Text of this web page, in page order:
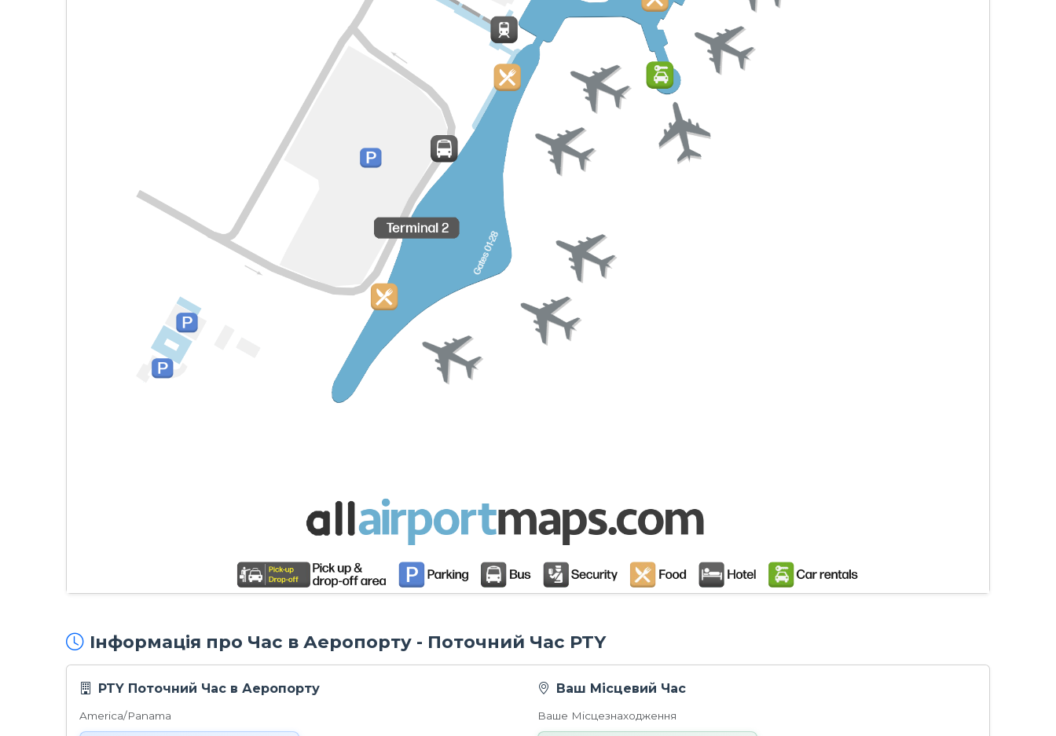
Інформація про Час в Аеропорту - Поточний Час PTY
PTY Поточний Час в Аеропорту
America/Panama
Ваш Місцевий Час
Ваше Місцезнаходження